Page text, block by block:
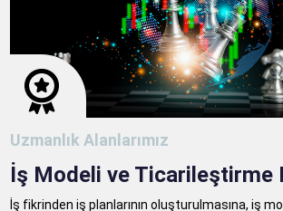
Uzmanlık Alanlarımız
İş Modeli ve Ticarileştirme
İş fikrinden iş planlarının oluşturulmasına, iş